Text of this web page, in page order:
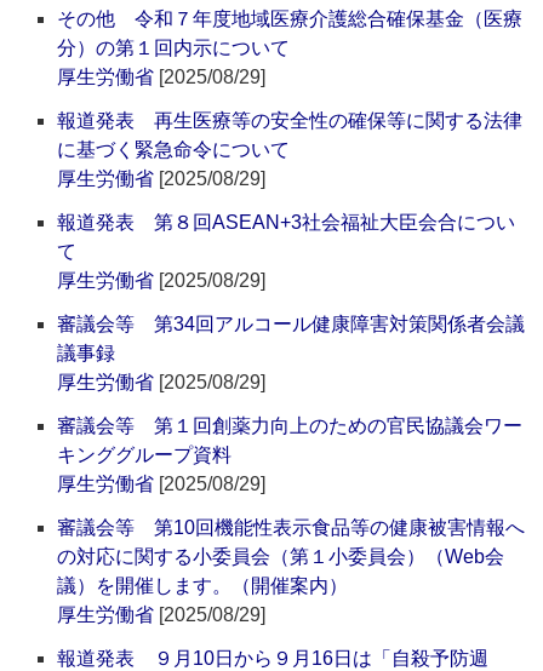
その他 令和７年度地域医療介護総合確保基金（医療
分）の第１回内示について
厚生労働省 [2025/08/29]
報道発表 再生医療等の安全性の確保等に関する法律
に基づく緊急命令について
厚生労働省 [2025/08/29]
報道発表 第８回ASEAN+3社会福祉大臣会合につい
て
厚生労働省 [2025/08/29]
審議会等 第34回アルコール健康障害対策関係者会議
議事録
厚生労働省 [2025/08/29]
審議会等 第１回創薬力向上のための官民協議会ワー
キンググループ資料
厚生労働省 [2025/08/29]
審議会等 第10回機能性表示食品等の健康被害情報へ
の対応に関する小委員会（第１小委員会）（Web会
議）を開催します。（開催案内）
厚生労働省 [2025/08/29]
報道発表 ９月10日から９月16日は「自殺予防週